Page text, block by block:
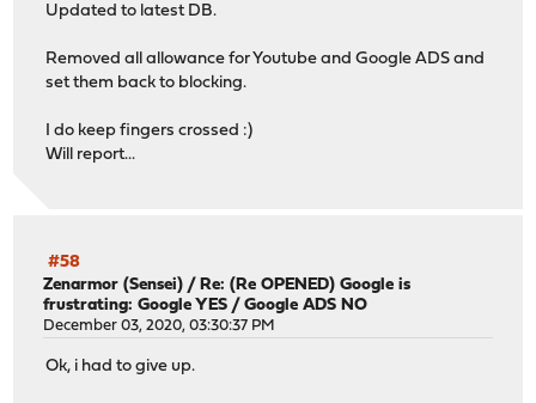
Updated to latest DB.
Removed all allowance for Youtube and Google ADS and
set them back to blocking.
I do keep fingers crossed :)
Will report...
#58
Zenarmor (Sensei) /Re: (Re OPENED) Google is
frustrating: Google YES / Google ADS NO
December 03, 2020, 03:30:37 PM
Ok, i had to give up.